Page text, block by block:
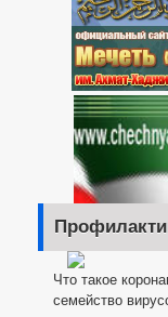
Что такое
семейство